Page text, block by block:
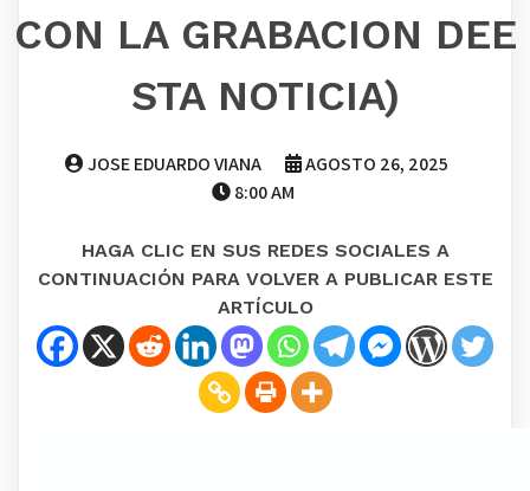
CON LA GRABACION DEE
STA NOTICIA)
JOSE EDUARDO VIANA
AGOSTO 26, 2025
8:00 AM
HAGA CLIC EN SUS REDES SOCIALES A
CONTINUACIÓN PARA VOLVER A PUBLICAR ESTE
ARTÍCULO